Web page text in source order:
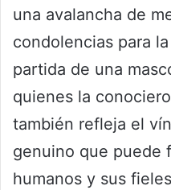
una avalancha de
condolencias para
partida de una
quienes la
también refleja el
genuino que puede
humanos y sus